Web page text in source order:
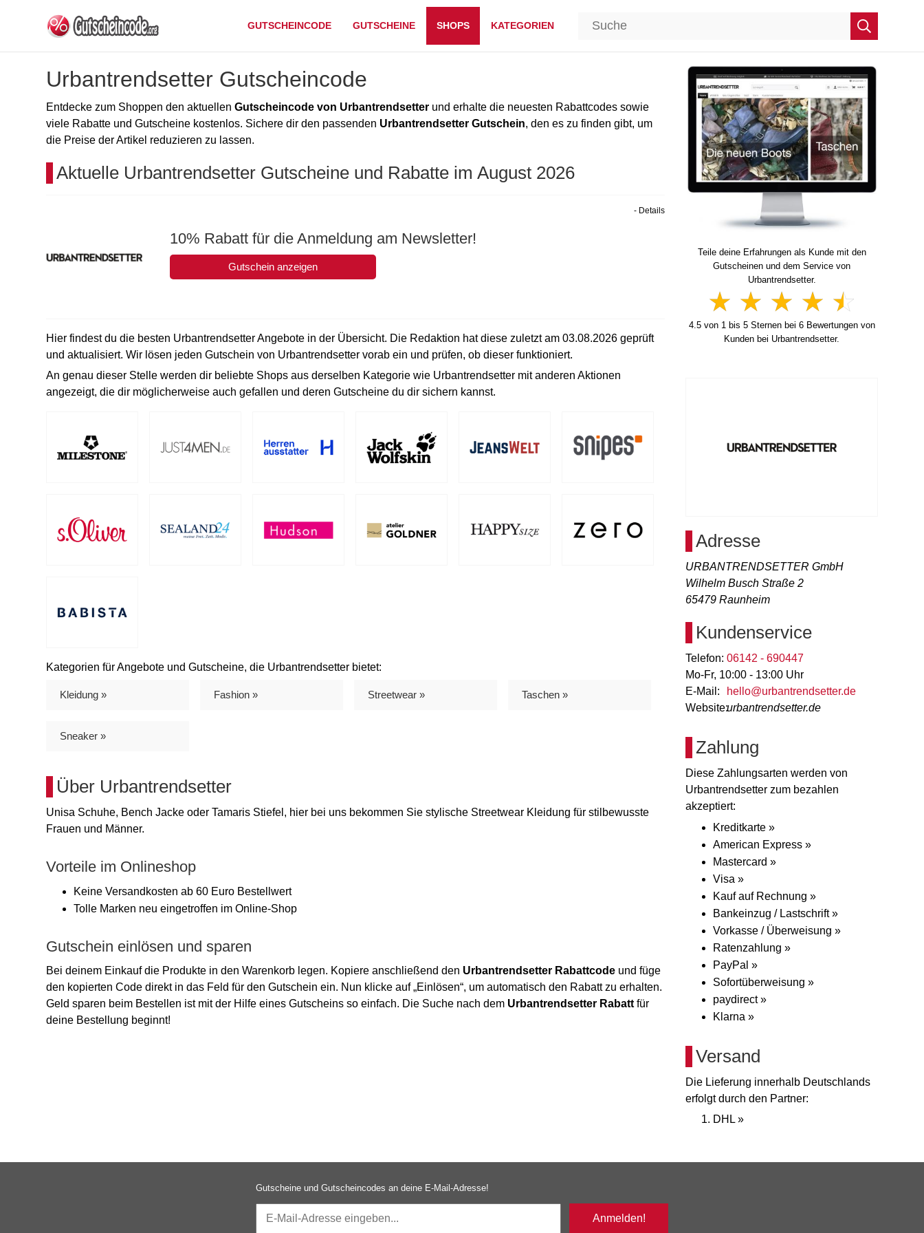
GUTSCHEINCODE GUTSCHEINE SHOPS KATEGORIEN
Urbantrendsetter Gutscheincode
Entdecke zum Shoppen den aktuellen Gutscheincode von Urbantrendsetter und erhalte die neuesten Rabattcodes sowie
viele Rabatte und Gutscheine kostenlos. Sichere dir den passenden Urbantrendsetter Gutschein, den es zu finden gibt, um
die Preise der Artikel reduzieren zu lassen.
Aktuelle Urbantrendsetter Gutscheine und Rabatte im August 2026
10% Rabatt für die Anmeldung am Newsletter!
Gutschein anzeigen
- Details
Hier findest du die besten Urbantrendsetter Angebote in der Übersicht. Die Redaktion hat diese zuletzt am 03.08.2026 geprüft
und aktualisiert. Wir lösen jeden Gutschein von Urbantrendsetter vorab ein und prüfen, ob dieser funktioniert.
An genau dieser Stelle werden dir beliebte Shops aus derselben Kategorie wie Urbantrendsetter mit anderen Aktionen
angezeigt, die dir möglicherweise auch gefallen und deren Gutscheine du dir sichern kannst.
Kategorien für Angebote und Gutscheine, die Urbantrendsetter bietet:
Kleidung » Fashion » Streetwear » Taschen »
Sneaker »
Über Urbantrendsetter
Unisa Schuhe, Bench Jacke oder Tamaris Stiefel, hier bei uns bekommen Sie stylische Streetwear Kleidung für stilbewusste
Frauen und Männer.
Vorteile im Onlineshop
Keine Versandkosten ab 60 Euro Bestellwert
Tolle Marken neu eingetroffen im Online-Shop
Gutschein einlösen und sparen
Bei deinem Einkauf die Produkte in den Warenkorb legen. Kopiere anschließend den Urbantrendsetter Rabattcode und füge
den kopierten Code direkt in das Feld für den Gutschein ein. Nun klicke auf „Einlösen“, um automatisch den Rabatt zu erhalten.
Geld sparen beim Bestellen ist mit der Hilfe eines Gutscheins so einfach. Die Suche nach dem Urbantrendsetter Rabatt für
deine Bestellung beginnt!
Teile deine Erfahrungen als Kunde mit den
Gutscheinen und dem Service von
Urbantrendsetter.
4.5von 1bis 5Sternen bei 6Bewertungen von
Kunden bei Urbantrendsetter.
Adresse
URBANTRENDSETTER GmbH
Wilhelm Busch Straße 2
65479 Raunheim
Kundenservice
Telefon: 06142 - 690447
Mo-Fr, 10:00 - 13:00 Uhr
E-Mail:
hello@urbantrendsetter.de
Website:urbantrendsetter.de
Zahlung
Diese Zahlungsarten werden von
Urbantrendsetter zum bezahlen
akzeptiert:
Kreditkarte »
American Express »
Mastercard »
Visa »
Kauf auf Rechnung »
Bankeinzug / Lastschrift »
Vorkasse / Überweisung »
Ratenzahlung »
PayPal »
Sofortüberweisung »
paydirect »
Klarna »
Versand
Die Lieferung innerhalb Deutschlands
erfolgt durch den Partner:
DHL »
Gutscheine und Gutscheincodes an deine E-Mail-Adresse!
Anmelden!